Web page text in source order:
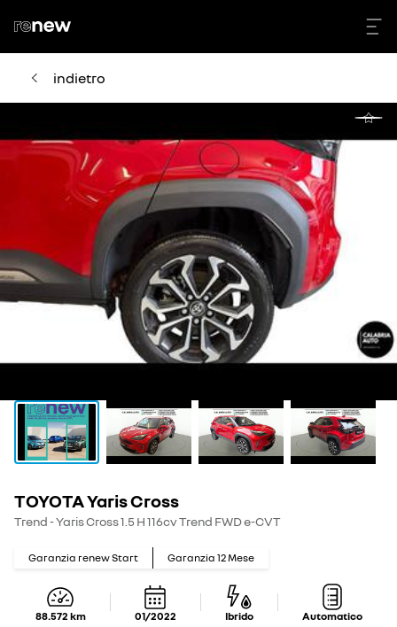
indietro
TOYOTA Yaris Cross
Trend - Yaris Cross 1.5 H 116cv Trend FWD e-CVT
Garanzia renew Start Garanzia 12Mese
88.572 km 01/2022 Ibrido Automatico